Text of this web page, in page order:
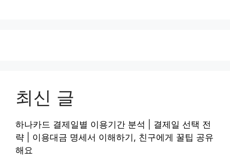
최신 글
하나카드 결제일별 이용기간 분석 | 결제일 선택 전
략 | 이용대금 명세서 이해하기, 친구에게 꿀팁 공유
해요